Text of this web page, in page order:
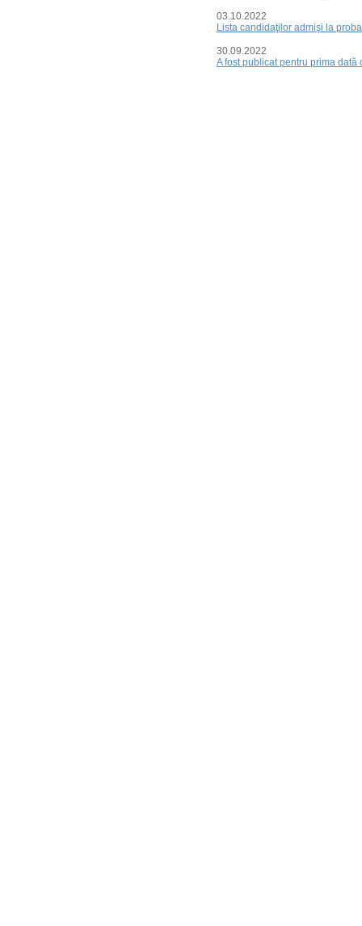
03.10.2022
Lista candidaţilor admişi la
30.09.2022
A fost publicat pentru prima